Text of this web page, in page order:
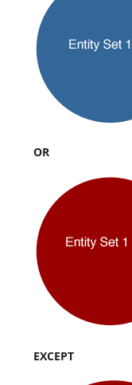
OR
EXCEPT